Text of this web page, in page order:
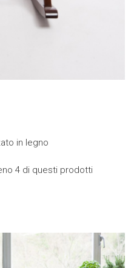
in legno
4 di questi prodotti